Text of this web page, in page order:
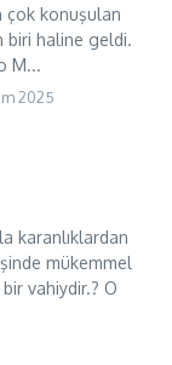
çok konuşulan
biri haline geldi.
M...
2025
karanlıklardan
mükemmel
vahiydir.? O